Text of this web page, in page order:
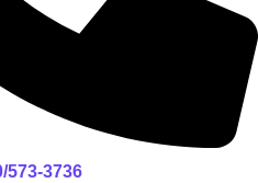
573-3736